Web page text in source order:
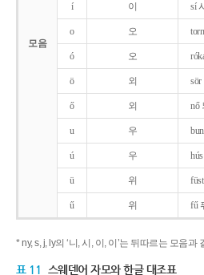
모음
í 이 sí 시
o 오
ó 오
ö 외
ő 외 nő
u 우
ú 우
ü 위
ű 위 fű
* ny, s, j, ly의 ‘니, 시, 이, 이’는 뒤따르는 모음
표 11 스웨덴어 자모와 한글 대조표